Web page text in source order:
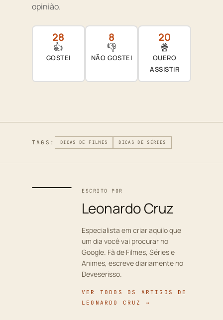
opinião.
28
👍
GOSTEI
8
👎
NÃO GOSTEI
20
🍿
QUERO
ASSISTIR
TAGS: DICAS DE FILMES DICAS DE SÉRIES
ESCRITO POR
Leonardo Cruz
Especialista em criar aquilo que
um dia você vai procurar no
Google. Fã de Filmes, Séries e
Animes, escreve diariamente no
Deveserisso.
VER TODOS OS ARTIGOS DE
LEONARDO CRUZ →